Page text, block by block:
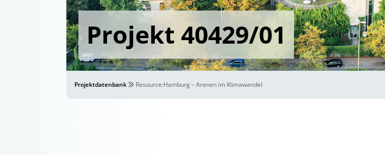
Projekt 40429/01
Projektdatenbank Resource:Hamburg – Arenen im Klimawandel